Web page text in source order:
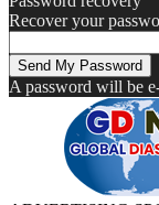
Recover your
A password will be